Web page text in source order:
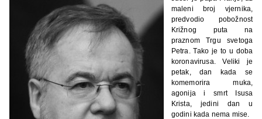
maleni broj vjernika,
predvodio pobožnost
Križnog puta na
praznom Trgu svetoga
Petra. Tako je to u doba
koronavirusa. Veliki je
petak, dan kada se
komemorira muka,
agonija i smrt Isusa
Krista, jedini dan u
godini kada nema mise.